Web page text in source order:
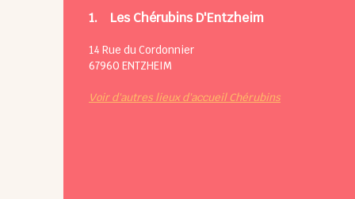
1. Les Chérubins D'Entzheim
14 Rue du Cordonnier
67960 ENTZHEIM
Voir d'autres lieux d'accueil Chérubins